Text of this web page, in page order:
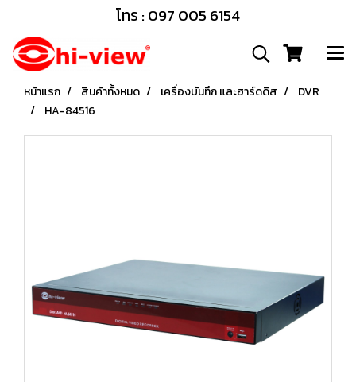
โทร : 097 005 6154
หน้าแรก สินค้าทั้งหมด เครื่องบันทึก และฮาร์ดดิส
DVR
HA-84516